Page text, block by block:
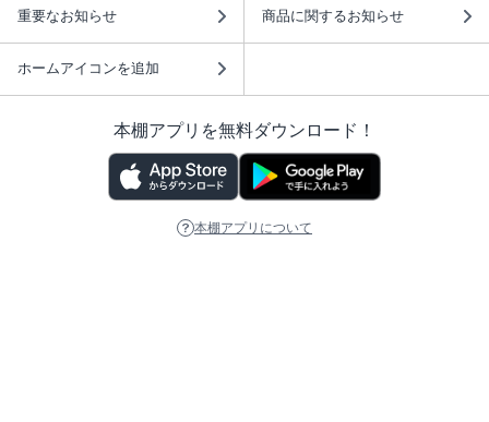
重要なお知らせ 商品に関するお知らせ
ホームアイコンを追加
本棚アプリを無料ダウンロード！
本棚アプリについて